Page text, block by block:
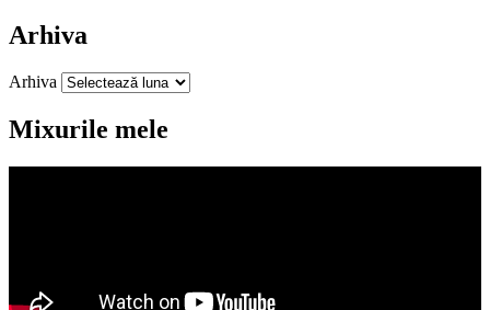
Arhiva
Arhiva
Mixurile mele